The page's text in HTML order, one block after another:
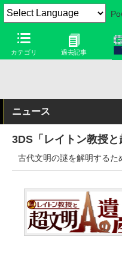
カテゴリ 過去記事
ニュース
3DS「レイトン教授と
古代文明の謎を解明する